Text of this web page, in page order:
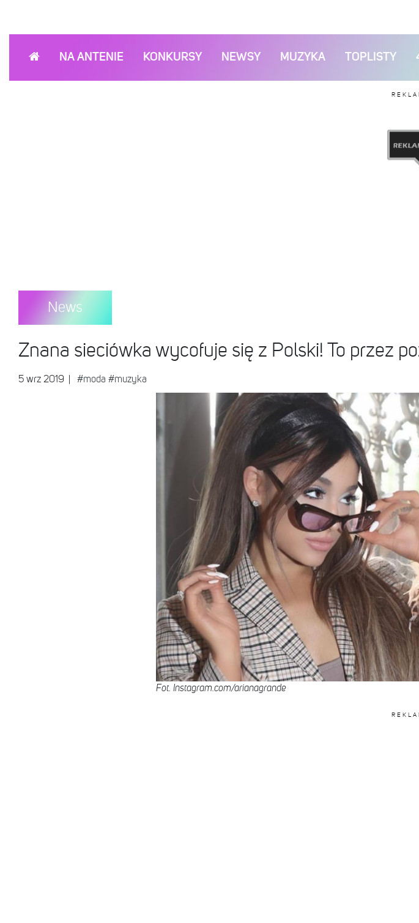
NA ANTENIE KONKURSY NEWSY MUZYKA TOPLISTY
News
Znana sieciówka wycofuje się z Polski! To przez
5 wrz 2019 #moda #muzyka
Fot. Instagram.com/arianagrande